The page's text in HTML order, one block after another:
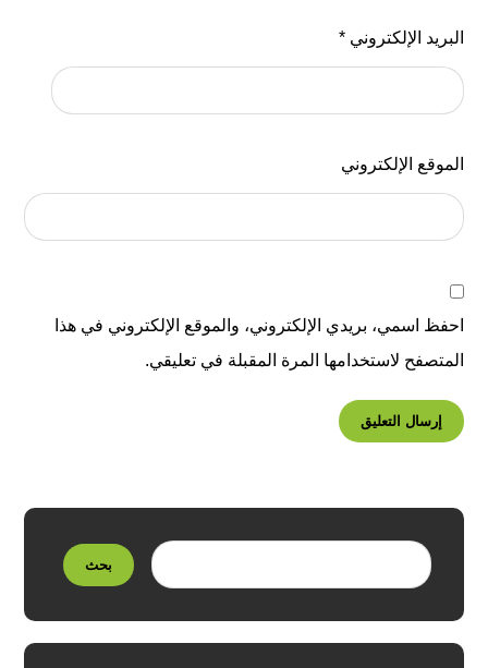
البريد الإلكتروني*
الموقع الإلكتروني
احفظ اسمي، بريدي الإلكتروني، والموقع الإلكتروني في هذا
المتصفح لاستخدامها المرة المقبلة في تعليقي.
إرسال التعليق
بحث